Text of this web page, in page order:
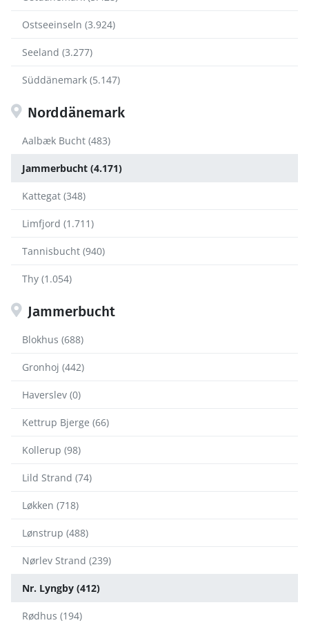
Ostseeinseln (3.924)
Seeland (3.277)
Süddänemark (5.147)
Norddänemark
Aalbæk Bucht (483)
Jammerbucht (4.171)
Kattegat (348)
Limfjord (1.711)
Tannisbucht (940)
Thy (1.054)
Jammerbucht
Blokhus (688)
Gronhoj (442)
Haverslev (0)
Kettrup Bjerge (66)
Kollerup (98)
Lild Strand (74)
Løkken (718)
Lønstrup (488)
Nørlev Strand (239)
Nr. Lyngby (412)
Rødhus (194)